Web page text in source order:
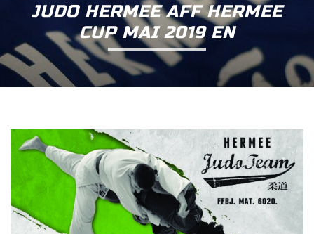
JUDO HERMEE AFF HERMEE
CUP MAI 2019 EN